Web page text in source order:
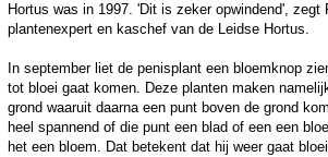
Hortus was in 1997. 'Dit is zeker opwindend', zegt
plantenexpert en kaschef van de Leidse Hortus.
In september liet de penisplant een bloemknop
tot bloei gaat komen. Deze planten maken
grond waaruit daarna een punt boven de grond
heel spannend of die punt een blad of een een
het een bloem. Dat betekent dat hij weer gaat